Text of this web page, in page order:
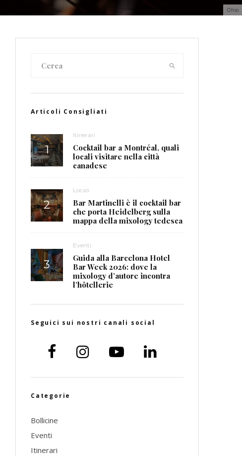
Ohio
Articoli Consigliati
Itinerari
Cocktail bar a Montréal, quali
locali visitare nella città
canadese
Locali
Bar Martinelli è il cocktail bar
che porta Heidelberg sulla
mappa della mixology tedesca
Eventi
Guida alla Barcelona Hotel
Bar Week 2026: dove la
mixology d’autore incontra
l’hôtellerie
Seguici sui nostri canali social
Categorie
Bollicine
Eventi
Itinerari